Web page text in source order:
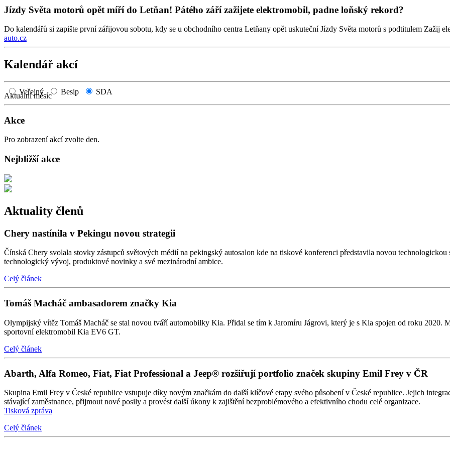
Jízdy Světa motorů opět míří do Letňan! Pátého září zažijete elektromobil, padne loňský rekord?
Do kalendářů si zapište první zářijovou sobotu, kdy se u obchodního centra Letňany opět uskuteční Jízdy Světa motorů s podtitulem Zažij
auto.cz
Kalendář akcí
Veřejný Besip SDA
Aktuální měsíc
Akce
Pro zobrazení akcí zvolte den.
Nejbližší akce
Aktuality členů
Chery nastínila v Pekingu novou strategii
Čínská Chery svolala stovky zástupců světových médií na pekingský autosalon kde na tiskové konferenci představila novou
technologický vývoj, produktové novinky a své mezinárodní ambice.
Celý článek
Tomáš Macháč ambasadorem značky Kia
Olympijský vítěz Tomáš Macháč se stal novou tváří automobilky Kia. Přidal se tím k Jaromíru Jágrovi, který je s Kia spojen od roku 2020.
sportovní elektromobil Kia EV6 GT.
Celý článek
Abarth, Alfa Romeo, Fiat, Fiat Professional a Jeep® rozšiřují portfolio značek skupiny Emil Frey v ČR
Skupina Emil Frey v České republice vstupuje díky novým značkám do další klíčové etapy svého působení v České republice. Jejich
stávající zaměstnance, přijmout nové posily a provést další úkony k zajištění bezproblémového a efektivního chodu celé organizace.
Tisková zpráva
Celý článek